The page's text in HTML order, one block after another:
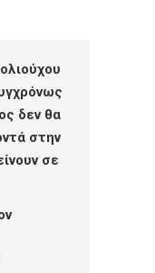
δεν θα
στην
σε